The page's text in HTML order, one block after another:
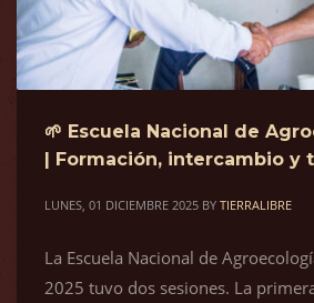
🌱 Escuela Nacional de
| Formación, intercambio y
LUNES, 01 DICIEMBRE 2025 BY TIERRALIBRE
La Escuela Nacional de
2025 tuvo dos sesiones. La